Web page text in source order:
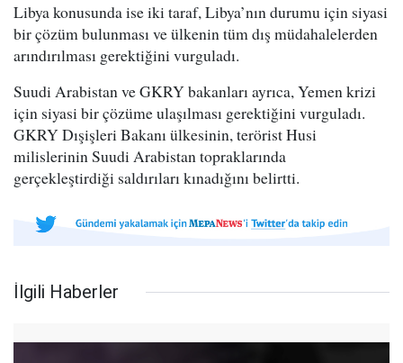
Libya konusunda ise iki taraf, Libya’nın durumu için siyasi
bir çözüm bulunması ve ülkenin tüm dış müdahalelerden
arındırılması gerektiğini vurguladı.
Suudi Arabistan ve GKRY bakanları ayrıca, Yemen krizi
için siyasi bir çözüme ulaşılması gerektiğini vurguladı.
GKRY Dışişleri Bakanı ülkesinin, terörist Husi
milislerinin Suudi Arabistan topraklarında
gerçekleştirdiği saldırıları kınadığını belirtti.
İlgili Haberler